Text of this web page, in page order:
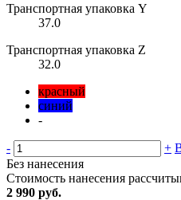
Транспортная упаковка Y
37.0
Транспортная упаковка Z
32.0
красный
синий
-
- +
Без нанесения
Стоимость нанесения
2 990 руб.